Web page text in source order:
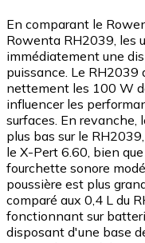
En comparant le
Rowenta RH2039, les
immédiatement une
puissance. Le
nettement les 100 W
influencer les
surfaces. En revanche,
plus bas sur le
le X-Pert 6.60, bien
fourchette sonore
poussière est plus
comparé aux 0,4 L du
fonctionnant sur
disposant d'une base